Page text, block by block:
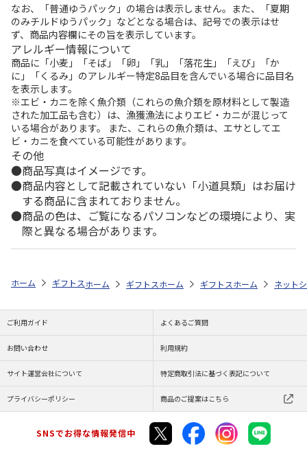
なお、「普通ゆうパック」の場合は表示しません。また、「夏期
のみチルドゆうパック」などとなる場合は、記号での表示はせ
ず、商品内容欄にその旨を表示しています。
アレルギー情報について
商品に「小麦」「そば」「卵」「乳」「落花生」「えび」「か
に」「くるみ」のアレルギー特定8品目を含んでいる場合に品目名
を表示します。
※エビ・カニを除く魚介類（これらの魚介類を原材料として製造
された加工品も含む）は、漁獲漁法によりエビ・カニが混じって
いる場合があります。 また、これらの魚介類は、エサとしてエ
ビ・カニを食べている可能性があります。
その他
商品写真はイメージです。
商品内容として記載されていない「小道具類」はお届け
する商品に含まれておりません。
商品の色は、ご覧になるパソコンなどの環境により、実
際と異なる場合があります。
ホーム ギフトストア お中元・夏ギフト特集 2026 おすすめ ご当地
ホーム ギフトストア お中元・夏ギフト特集 2026
ホーム ギフトストア お中元・
ホーム ネット
ご利用ガイド よくあるご質問
お問い合わせ 利用規約
サイト運営会社について 特定商取引法に基づく表記について
プライバシーポリシー 商品のご提案はこちら
SNSでお得な情報発信中